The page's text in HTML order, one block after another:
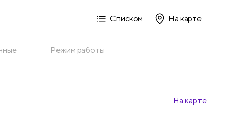
Списком На карте
Режим работы
На карте